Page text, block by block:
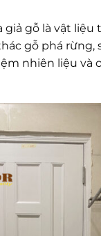
giả gỗ là vật liệu
gỗ phá rừng,
nhiên liệu và